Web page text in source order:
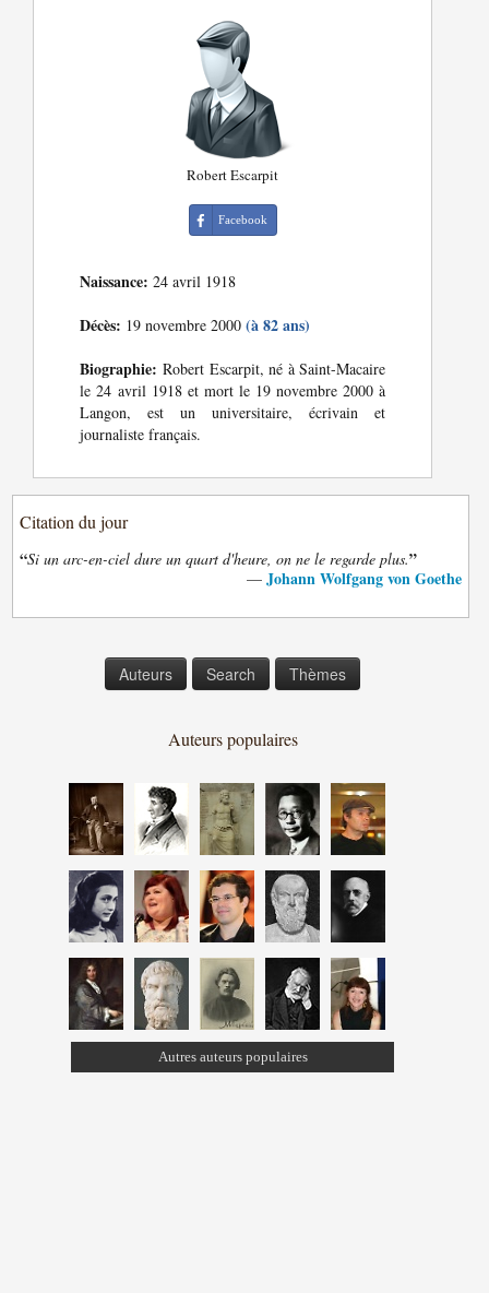
Robert Escarpit
Facebook
Naissance: 24 avril 1918
Décès: 19 novembre 2000(à 82 ans)
Biographie: Robert Escarpit, né à Saint-Macaire
le 24 avril 1918 et mort le 19 novembre 2000 à
Langon, est un universitaire, écrivain et
journaliste français.
Citation du jour
“Si un arc-en-ciel dure un quart d'heure, on ne le regarde plus.”
— Johann Wolfgang von Goethe
Auteurs Search Thèmes
Auteurs populaires
Autres auteurs populaires